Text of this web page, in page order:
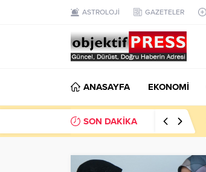
ASTROLOJİ GAZETELER
ANASAYFA EKONOMİ
SON DAKİKA